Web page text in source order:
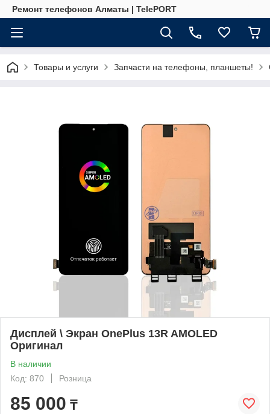
Ремонт телефонов Алматы | TelePORT
Товары и услуги Запчасти на телефоны, планшеты!
Дисплей \ Экран OnePlus 13R AMOLED
Оригинал
В наличии
Код: 870
Розница
85 000 ₸